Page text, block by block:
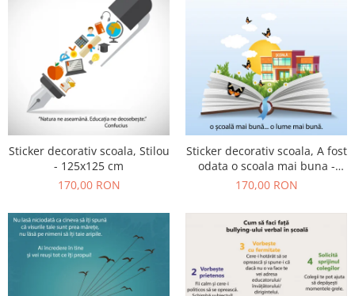
Sticker decorativ scoala, Stilou
- 125x125 cm
170,00 RON
Sticker decorativ scoala, A fost
odata o scoala mai buna -
125x125 cm
170,00 RON